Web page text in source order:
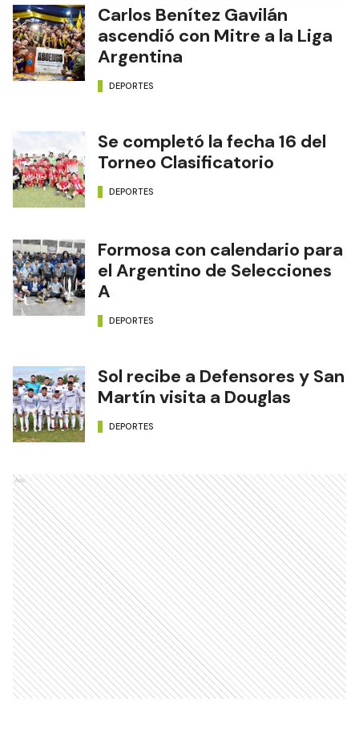
Carlos Benítez Gavilán
ascendió con Mitre a la Liga
Argentina
DEPORTES
Se completó la fecha 16 del
Torneo Clasificatorio
DEPORTES
Formosa con calendario para
el Argentino de Selecciones
A
DEPORTES
Sol recibe a Defensores y San
Martín visita a Douglas
DEPORTES
Ads